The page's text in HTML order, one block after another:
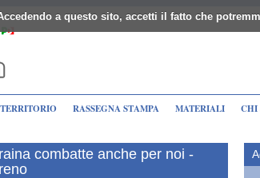
a questo sito, accetti il fatto che
RASSEGNA STAMPA MATERIALI CHI
combatte anche per noi -